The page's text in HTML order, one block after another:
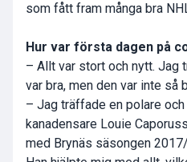
som fått fram många bra
Hur var första dagen på
– Allt var stort och nytt. Jag
var bra, men den var inte så
– Jag träffade en polare och
kanadensare Louie
med Brynäs säsongen